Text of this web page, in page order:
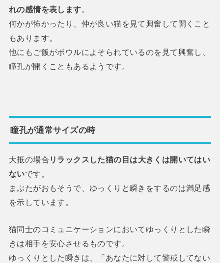
れの感情を表します。
何かが怖かったり、仲が良い猫を見て興奮して開くこと
もあります。
他にもご飯がボウルによそられているのを見て興奮し、
瞳孔が開くこともあるようです。
瞳孔が通常サイズの時
大抵の場合 リラックスした猫の目は大きくは開いてはい
ないです。
まぶたがおもそうで、ゆっくりと瞬きをするのは満足感
を示しています。
猫同士のコミュニケーションにおいてゆっくりとした瞬
きは相手を安心させるものです。
ゆっくりとした瞬きは、「あなたに対して警戒してない